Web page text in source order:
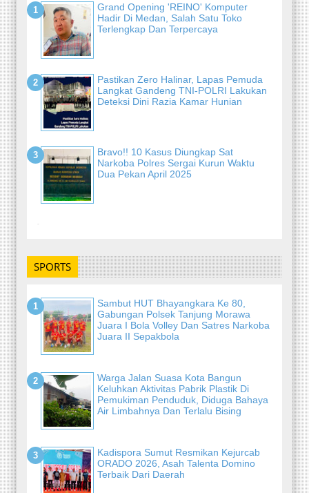
Grand Opening 'REINO' Komputer
Hadir Di Medan, Salah Satu Toko
Terlengkap Dan Terpercaya
Pastikan Zero Halinar, Lapas Pemuda
Langkat Gandeng TNI-POLRI Lakukan
Deteksi Dini Razia Kamar Hunian
Bravo!! 10 Kasus Diungkap Sat
Narkoba Polres Sergai Kurun Waktu
Dua Pekan April 2025
-
SPORTS
Sambut HUT Bhayangkara Ke 80,
Gabungan Polsek Tanjung Morawa
Juara I Bola Volley Dan Satres Narkoba
Juara II Sepakbola
Warga Jalan Suasa Kota Bangun
Keluhkan Aktivitas Pabrik Plastik Di
Pemukiman Penduduk, Diduga Bahaya
Air Limbahnya Dan Terlalu Bising
Kadispora Sumut Resmikan Kejurcab
ORADO 2026, Asah Talenta Domino
Terbaik Dari Daerah